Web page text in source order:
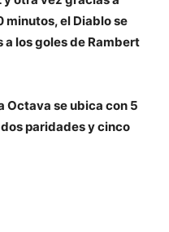
minutos, el Diablo se
los goles de Rambert
Octava se ubica con 5
paridades y cinco